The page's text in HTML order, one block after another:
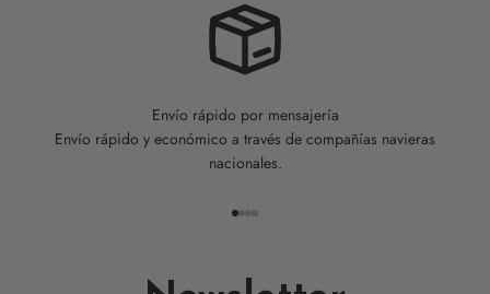
Envío rápido por mensajería
Envío rápido y económico a través de compañías navieras
nacionales.